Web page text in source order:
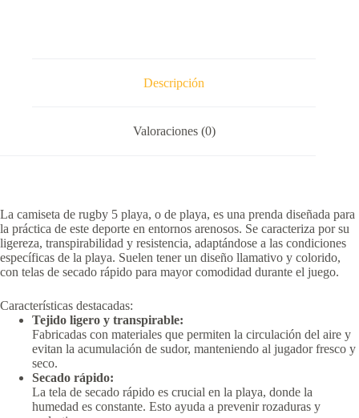
Descripción
Valoraciones (0)
La camiseta de rugby 5 playa, o de playa, es una prenda diseñada para
la práctica de este deporte en entornos arenosos. Se caracteriza por su
ligereza, transpirabilidad y resistencia, adaptándose a las condiciones
específicas de la playa. Suelen tener un diseño llamativo y colorido,
con telas de secado rápido para mayor comodidad durante el juego.
Características destacadas:
Tejido ligero y transpirable:
Fabricadas con materiales que permiten la circulación del aire y
evitan la acumulación de sudor, manteniendo al jugador fresco y
seco.
Secado rápido:
La tela de secado rápido es crucial en la playa, donde la
humedad es constante. Esto ayuda a prevenir rozaduras y